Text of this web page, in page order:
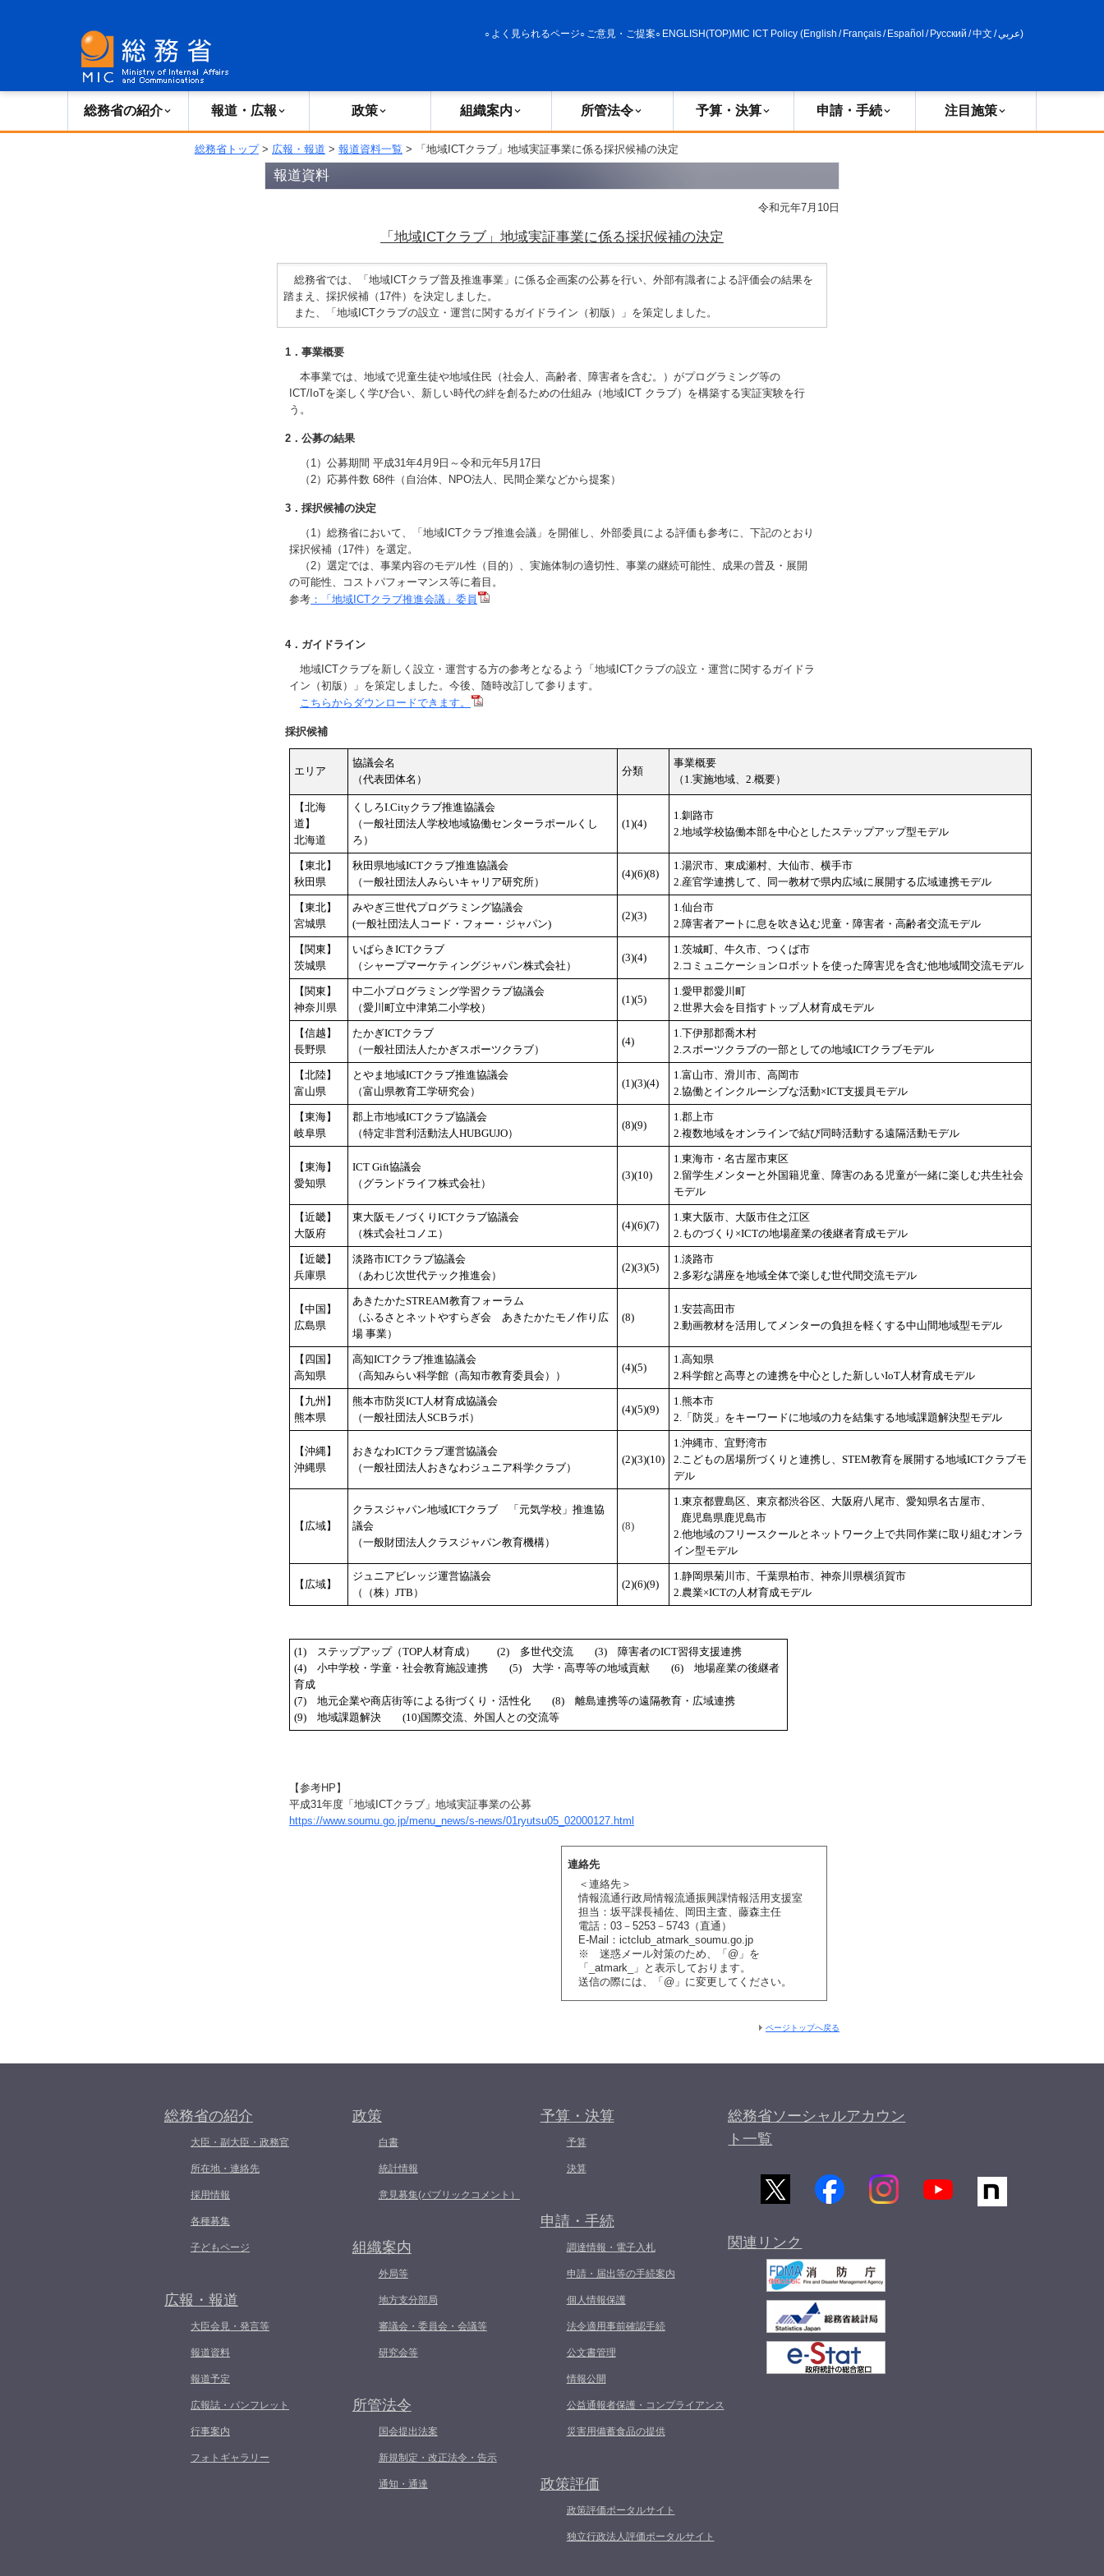
よく見られるページ ご意見・ご提案 ENGLISH(TOP)MIC ICT Policy (English / Français/ Español / Русский /中文 /عربي)
総務省の紹介 報道・広報 政策 組織案内 所管法令 予算・決算 申請・手続 注目施策
総務省トップ> 広報・報道 > 報道資料一覧 > 「地域ICTクラブ」地域実証事業に係る採択候補の決定
報道資料
令和元年7月10日
「地域ICTクラブ」地域実証事業に係る採択候補の決定
総務省では、「地域ICTクラブ普及推進事業」に係る企画案の公募を行い、外部有識者による評価会の結果を
踏まえ、採択候補（17件）を決定しました。
また、「地域ICTクラブの設立・運営に関するガイドライン（初版）」を策定しました。
1．事業概要
本事業では、地域で児童生徒や地域住民（社会人、高齢者、障害者を含む。）がプログラミング等の
ICT/IoTを楽しく学び合い、新しい時代の絆を創るための仕組み（地域ICT クラブ）を構築する実証実験を行
う。
2．公募の結果
（1）公募期間 平成31年4月9日～令和元年5月17日
（2）応募件数 68件（自治体、NPO法人、民間企業などから提案）
3．採択候補の決定
（1）総務省において、「地域ICTクラブ推進会議」を開催し、外部委員による評価も参考に、下記のとおり
採択候補（17件）を選定。
（2）選定では、事業内容のモデル性（目的）、実施体制の適切性、事業の継続可能性、成果の普及・展開
の可能性、コストパフォーマンス等に着目。
参考 ：「地域ICTクラブ推進会議」委員
4．ガイドライン
地域ICTクラブを新しく設立・運営する方の参考となるよう「地域ICTクラブの設立・運営に関するガイドラ
イン（初版）」を策定しました。今後、随時改訂して参ります。
こちらからダウンロードできます。
採択候補
エリア
協議会名
（代表団体名）
分類
事業概要
（1.実施地域、2.概要）
【北海
道】
北海道
くしろI.Cityクラブ推進協議会
（一般社団法人学校地域協働センターラポールくし
ろ）
(1)(4)
1.釧路市
2.地域学校協働本部を中心としたステップアップ型モデル
【東北】
秋田県
秋田県地域ICTクラブ推進協議会
（一般社団法人みらいキャリア研究所）
(4)(6)(8)
1.湯沢市、東成瀬村、大仙市、横手市
2.産官学連携して、同一教材で県内広域に展開する広域連携モデル
【東北】
宮城県
みやぎ三世代プログラミング協議会
(一般社団法人コード・フォー・ジャパン)
(2)(3)
1.仙台市
2.障害者アートに息を吹き込む児童・障害者・高齢者交流モデル
【関東】
茨城県
いばらきICTクラブ
（シャープマーケティングジャパン株式会社）
(3)(4)
1.茨城町、牛久市、つくば市
2.コミュニケーションロボットを使った障害児を含む他地域間交流モデル
【関東】
神奈川県
中二小プログラミング学習クラブ協議会
（愛川町立中津第二小学校）
(1)(5)
1.愛甲郡愛川町
2.世界大会を目指すトップ人材育成モデル
【信越】
長野県
たかぎICTクラブ
（一般社団法人たかぎスポーツクラブ）
(4)
1.下伊那郡喬木村
2.スポーツクラブの一部としての地域ICTクラブモデル
【北陸】
富山県
とやま地域ICTクラブ推進協議会
（富山県教育工学研究会）
(1)(3)(4)
1.富山市、滑川市、高岡市
2.協働とインクルーシブな活動×ICT支援員モデル
【東海】
岐阜県
郡上市地域ICTクラブ協議会
（特定非営利活動法人HUBGUJO）
(8)(9)
1.郡上市
2.複数地域をオンラインで結び同時活動する遠隔活動モデル
【東海】
愛知県
ICT Gift協議会
（グランドライフ株式会社）
(3)(10)
1.東海市・名古屋市東区
2.留学生メンターと外国籍児童、障害のある児童が一緒に楽しむ共生社会
モデル
【近畿】
大阪府
東大阪モノづくりICTクラブ協議会
（株式会社コノエ）
(4)(6)(7)
1.東大阪市、大阪市住之江区
2.ものづくり×ICTの地場産業の後継者育成モデル
【近畿】
兵庫県
淡路市ICTクラブ協議会
（あわじ次世代テック推進会）
(2)(3)(5)
1.淡路市
2.多彩な講座を地域全体で楽しむ世代間交流モデル
【中国】
広島県
あきたかたSTREAM教育フォーラム
（ふるさとネットやすらぎ会 あきたかたモノ作り広
場 事業）
(8)
1.安芸高田市
2.動画教材を活用してメンターの負担を軽くする中山間地域型モデル
【四国】
高知県
高知ICTクラブ推進協議会
（高知みらい科学館（高知市教育委員会））
(4)(5)
1.高知県
2.科学館と高専との連携を中心とした新しいIoT人材育成モデル
【九州】
熊本県
熊本市防災ICT人材育成協議会
（一般社団法人SCBラボ）
(4)(5)(9)
1.熊本市
2.「防災」をキーワードに地域の力を結集する地域課題解決型モデル
【沖縄】
沖縄県
おきなわICTクラブ運営協議会
（一般社団法人おきなわジュニア科学クラブ）
(2)(3)(10)
1.沖縄市、宜野湾市
2.こどもの居場所づくりと連携し、STEM教育を展開する地域ICTクラブモ
デル
【広域】
クラスジャパン地域ICTクラブ 「元気学校」推進協
議会
（一般財団法人クラスジャパン教育機構）
(8)
1.東京都豊島区、東京都渋谷区、大阪府八尾市、愛知県名古屋市、
鹿児島県鹿児島市
2.他地域のフリースクールとネットワーク上で共同作業に取り組むオンラ
イン型モデル
【広域】
ジュニアビレッジ運営協議会
（（株）JTB）
(2)(6)(9)
1.静岡県菊川市、千葉県柏市、神奈川県横須賀市
2.農業×ICTの人材育成モデル
(1) ステップアップ（TOP人材育成） (2) 多世代交流 (3) 障害者のICT習得支援連携
(4) 小中学校・学童・社会教育施設連携 (5) 大学・高専等の地域貢献 (6) 地場産業の後継者
育成
(7) 地元企業や商店街等による街づくり・活性化 (8) 離島連携等の遠隔教育・広域連携
(9) 地域課題解決 (10)国際交流、外国人との交流等
【参考HP】
平成31年度「地域ICTクラブ」地域実証事業の公募
https://www.soumu.go.jp/menu_news/s-news/01ryutsu05_02000127.html
連絡先
＜連絡先＞
情報流通行政局情報流通振興課情報活用支援室
担当：坂平課長補佐、岡田主査、藤森主任
電話：03－5253－5743（直通）
E-Mail：ictclub_atmark_soumu.go.jp
※ 迷惑メール対策のため、「@」を
「_atmark_」と表示しております。
送信の際には、「@」に変更してください。
ページトップへ戻る
総務省の紹介
大臣・副大臣・政務官
所在地・連絡先
採用情報
各種募集
子どもページ
広報・報道
大臣会見・発言等
報道資料
報道予定
広報誌・パンフレット
行事案内
フォトギャラリー
政策
白書
統計情報
意見募集(パブリックコメント）
組織案内
外局等
地方支分部局
審議会・委員会・会議等
研究会等
所管法令
国会提出法案
新規制定・改正法令・告示
通知・通達
予算・決算
予算
決算
申請・手続
調達情報・電子入札
申請・届出等の手続案内
個人情報保護
法令適用事前確認手続
公文書管理
情報公開
公益通報者保護・コンプライアンス
災害用備蓄食品の提供
政策評価
政策評価ポータルサイト
独立行政法人評価ポータルサイト
総務省ソーシャルアカウン
ト一覧
関連リンク